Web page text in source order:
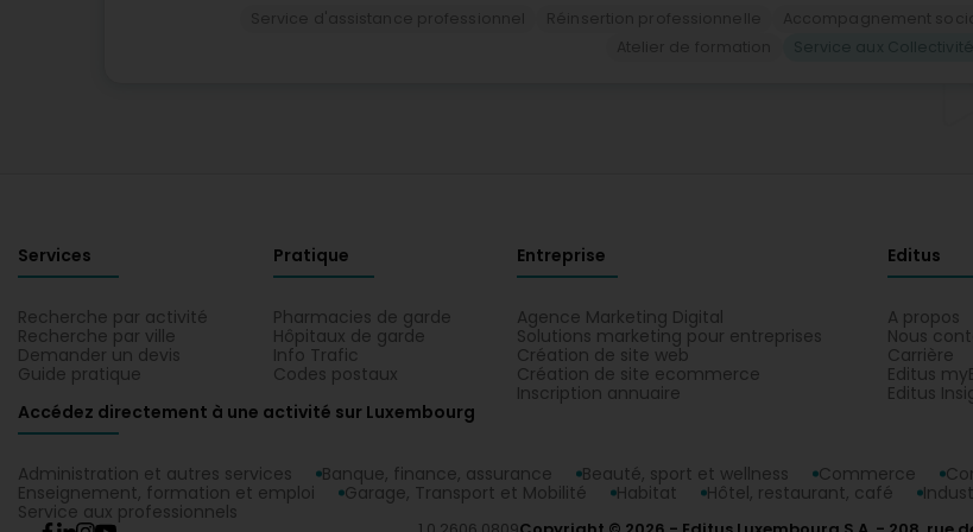
Services
Recherche par activité
Recherche par ville
Demander un devis
Guide pratique
Pratique
Pharmacies de garde
Hôpitaux de garde
Info Trafic
Codes postaux
Entreprise
Agence Marketing Digital
Solutions marketing pour entreprises
Création de site web
Création de site ecommerce
Inscription annuaire
Editus
A propos
Nous
Carrière
Editus
Editus
Accédez directement à une activité sur Luxembourg
Administration et autres services Banque, finance, assurance Beauté, sport et wellness Commerce
Enseignement, formation et emploi
Garage, Transport et Mobilité Habitat Hôtel, restaurant, café
Service aux professionnels